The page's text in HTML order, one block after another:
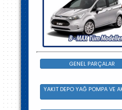
GENEL PARÇALAR
YAKIT DEPO YAĞ POMPA VE